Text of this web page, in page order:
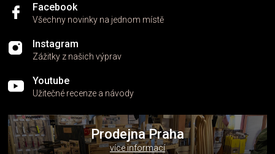
Facebook
Všechny novinky na jednom místě
Instagram
Zážitky z našich výprav
Youtube
Užitečné recenze a návody
Prodejna Praha
více informací